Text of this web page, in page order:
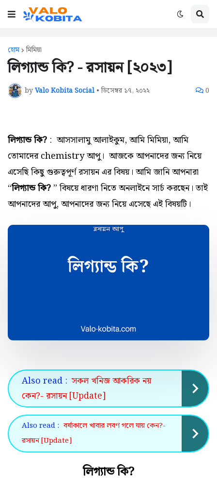
হোম মিমিয়া
লিগ্যান্ড কি? - রসায়ন [২০২৩]
byValo Kobita Social • ডিসেম্বর ১৭, ২০২২ 0
লিগ্যান্ড কি? : আসসালামু আলাইকুম,আমি মিমিয়া, আমি
তোমাদের chemistry আপু। আজকে আপনাদের জন্য নিয়ে
এসেছি কিছু গুরুত্বপূর্ণ রসায়ন এর বিষয়। আমি জানি আপনারা
“লিগ্যান্ড কি?” বিষয়ে ধারণা নিতে অনলাইনে সার্চ করছেন। তাই
আপনাদের আপু, আপনাদের জন্য নিয়ে এসেছে এই বিষয়টি।
Also read : সকল খনিজ আকরিক নয়
কেন?- রসায়ন [Update]
Also read : বর্ষাকালে খাবার লবণ গলে যায় কেন?-
রসায়ন [Update]
লিগ্যান্ড কি?